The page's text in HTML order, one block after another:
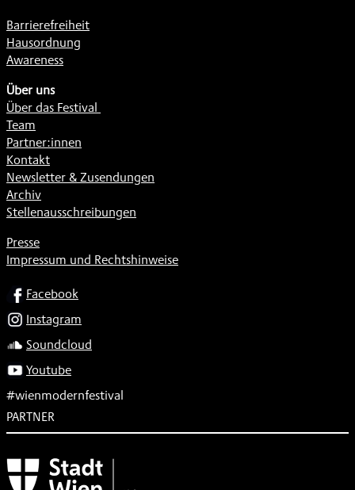
Barrierefreiheit
Hausordnung
Awareness
Über uns
Über das Festival
Team
Partner:innen
Kontakt
Newsletter & Zusendungen
Archiv
Stellenausschreibungen
Presse
Impressum und Rechtshinweise
SOCIALFacebook
Instagram
Soundcloud
Youtube
#wienmodernfestival
PARTNER
Subventionsgeber